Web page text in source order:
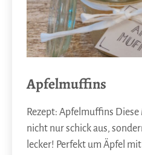
Apfelmuffins
Rezept: Apfelmuffins
nicht nur schick aus,
lecker! Perfekt um Äpfel